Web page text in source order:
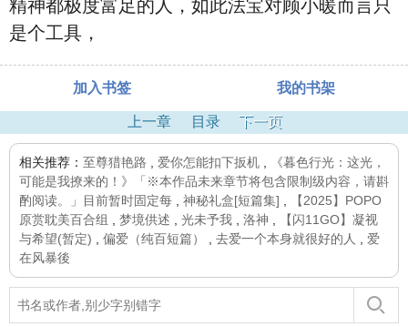
精神都极度富足的人，如此法宝对顾小暖而言只
是个工具，
加入书签 我的书架
上一章 目录 下一页
相关推荐： 至尊猎艳路 爱你怎能扣下扳机
《暮色行光：这光，
可能是我撩来的！》「※本作品未来章节将包含限制级内容，请斟
酌阅读。」目前暂时固定每
神秘礼盒[短篇集]
【2025】POPO
原赏耽美百合组
梦境供述 光未予我 洛神
【闪11GO】凝视
与希望(暂定)
偏爱（纯百短篇） 去爱一个本身就很好的人
爱
在风暴後